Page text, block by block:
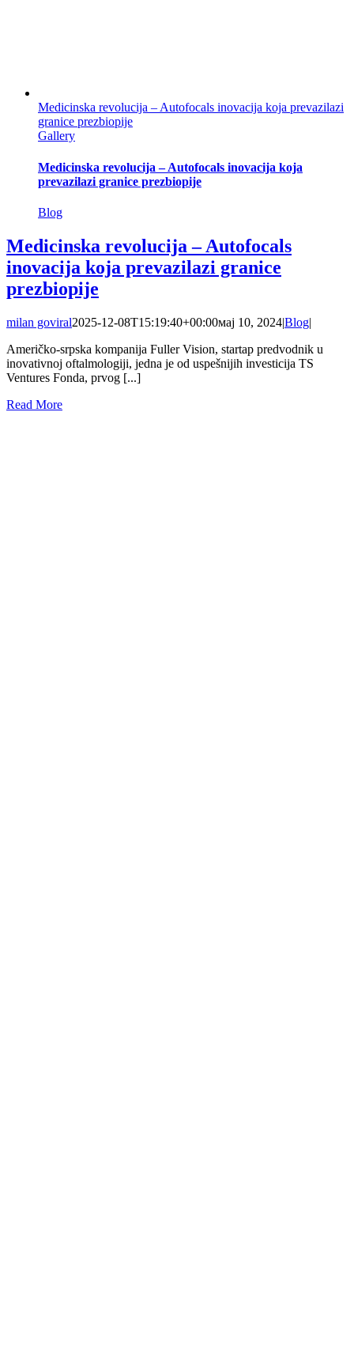
Medicinska revolucija – Autofocals inovacija koja prevazilazi
granice prezbiopije
Gallery
Medicinska revolucija – Autofocals inovacija koja
prevazilazi granice prezbiopije
Blog
Medicinska revolucija – Autofocals
inovacija koja prevazilazi granice
prezbiopije
milan goviral2025-12-08T15:19:40+00:00мај 10, 2024|Blog|
Američko-srpska kompanija Fuller Vision, startap predvodnik u
inovativnoj oftalmologiji, jedna je od uspešnijih investicija TS
Ventures Fonda, prvog [...]
Read More